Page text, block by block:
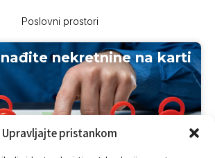
Upravljajte pristankom
Poslovni prostori
nekretnine na karti